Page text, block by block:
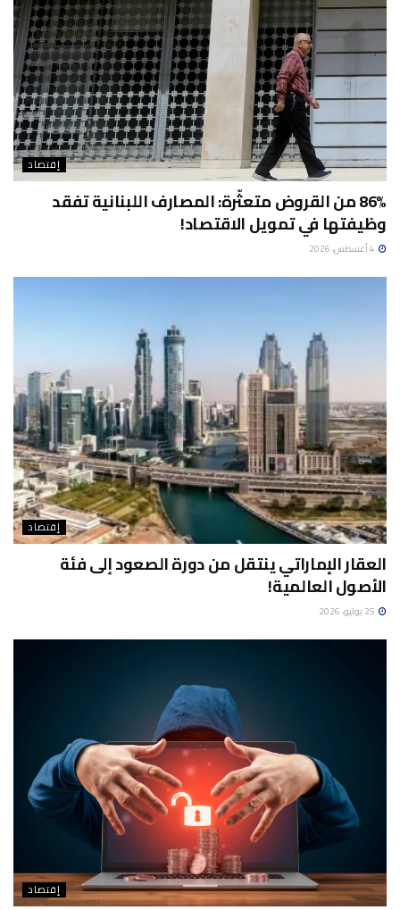
إقتصاد
86% من القروض متعثّرة: المصارف اللبنانية تفقد
وظيفتها في تمويل الاقتصاد!
إقتصاد
العقار الإماراتي ينتقل من دورة الصعود إلى فئة
الأصول العالمية!
إقتصاد